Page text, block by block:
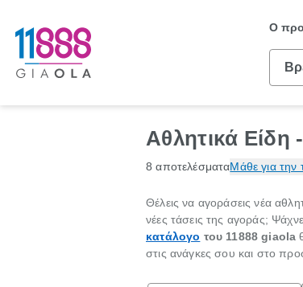
Ο
Αθλητικά
8 αποτελέσματαΜάθε για την
Θέλεις να αγοράσεις νέα
νέες τάσεις της αγοράς;
κατάλογο του 11888giaola
στις ανάγκες σου και στο